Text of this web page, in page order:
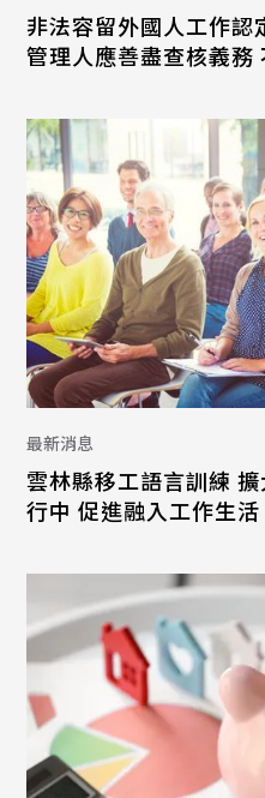
非法容留外國人工作認
管理人應善盡查核義務
最新消息
雲林縣移工語言訓練
行中 促進融入工作生活